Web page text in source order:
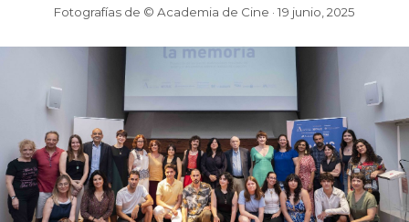
Fotografías de © Academia de Cine · 19 junio, 2025